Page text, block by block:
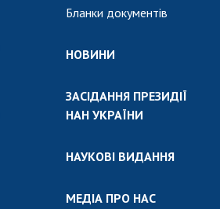
Бланки документів
НОВИНИ
ЗАСІДАННЯ ПРЕЗИДІЇ
НАН УКРАЇНИ
НАУКОВІ ВИДАННЯ
МЕДІА ПРО НАС